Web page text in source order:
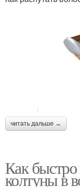
читать дальше →
Как быстро
колтуны в